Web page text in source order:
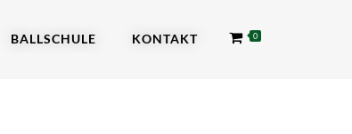
0
BALLSCHULE KONTAKT